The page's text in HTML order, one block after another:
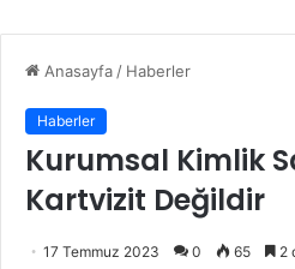
Anasayfa / Haberler
Haberler
Kurumsal Kimlik
Kartvizit Değildir
17 Temmuz 2023 0 65 2